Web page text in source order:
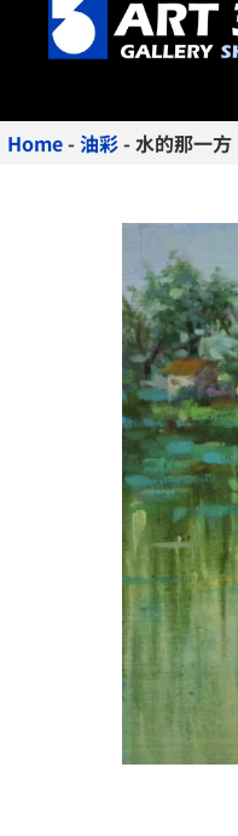
Home-油彩-水的那一方